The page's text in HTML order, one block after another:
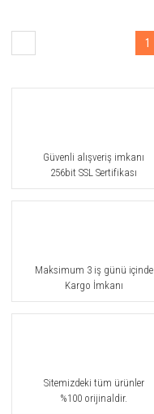
1
Güvenli alışveriş imkanı
256bit SSL Sertifikası
Maksimum 3 iş günü içinde
Kargo İmkanı
Sitemizdeki tüm ürünler
%100 orijinaldir.